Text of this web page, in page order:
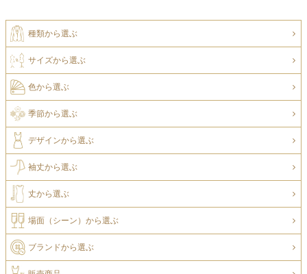
種類から選ぶ
サイズから選ぶ
色から選ぶ
季節から選ぶ
デザインから選ぶ
袖丈から選ぶ
丈から選ぶ
場面（シーン）から選ぶ
ブランドから選ぶ